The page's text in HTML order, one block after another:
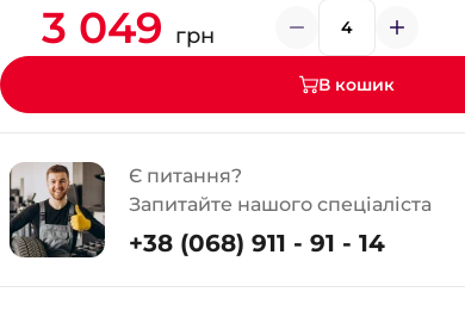
3 049 грн
В кошик
Є питання?
Запитайте нашого спеціаліста
+38 (068) 911 - 91 - 14